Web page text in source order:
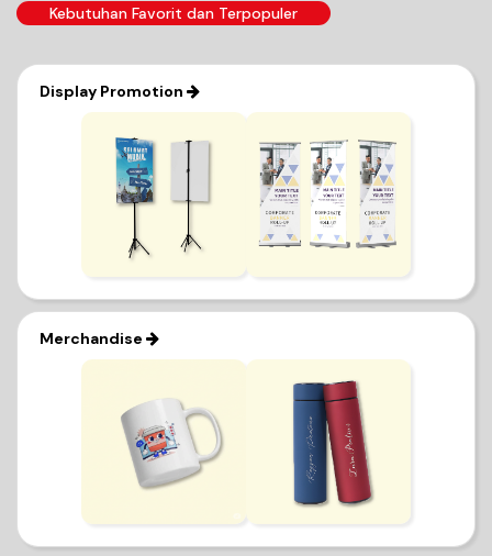
Kebutuhan Favorit dan Terpopuler
Display Promotion
Merchandise